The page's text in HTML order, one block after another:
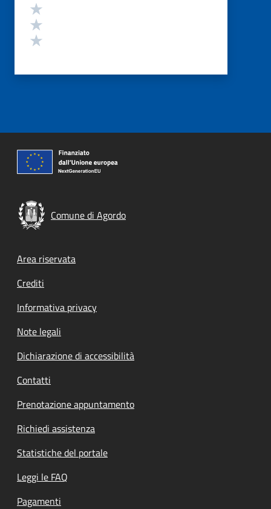
Comune di Agordo
Footer menu
Area riservata
Crediti
Informativa privacy
Note legali
Dichiarazione di accessibilità
Contatti
Prenotazione appuntamento
Richiedi assistenza
Statistiche del portale
Leggi le FAQ
Pagamenti